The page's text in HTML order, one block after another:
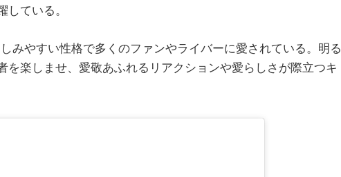
ている。
みやすい性格で多くのファンやライバーに愛されている。明る
を楽しませ、愛敬あふれるリアクションや愛らしさが際立つキ